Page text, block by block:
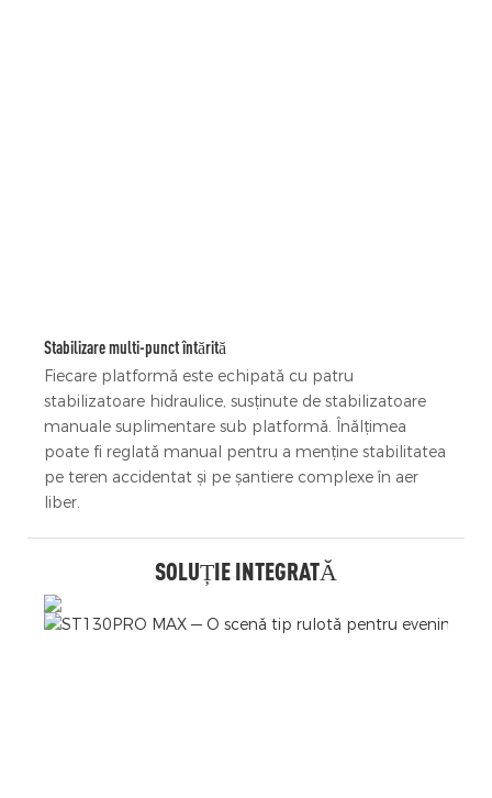
Stabilizare multi-punct întărită
Fiecare platformă este echipată cu patru
stabilizatoare hidraulice, susținute de stabilizatoare
manuale suplimentare sub platformă. Înălțimea
poate fi reglată manual pentru a menține stabilitatea
pe teren accidentat și pe șantiere complexe în aer
liber.
SOLUȚIE INTEGRATĂ